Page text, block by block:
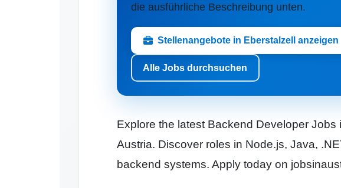
die ausführliche Beschreibung unten.
Stellenangebote in Eberstalzell anzeigen
Alle Jobs durchsuchen
Explore the latest Backend Developer Jobs
Austria. Discover roles in Node.js, Java,
backend systems. Apply today on